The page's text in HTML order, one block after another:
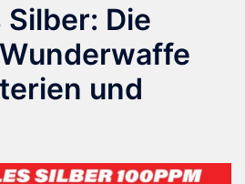
Die
und